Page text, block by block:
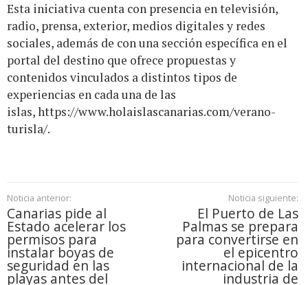
Esta iniciativa cuenta con presencia en televisión,
radio, prensa, exterior, medios digitales y redes
sociales, además de con una sección específica en el
portal del destino que ofrece propuestas y
contenidos vinculados a distintos tipos de
experiencias en cada una de las
islas,https://www.holaislascanarias.com/verano-
turisla/.
Noticia anterior:
Canarias pide al
Estado acelerar los
permisos para
instalar boyas de
seguridad en las
playas antes del
Noticia siguiente:
El Puerto de Las
Palmas se prepara
para convertirse en
el epicentro
internacional de la
industria de